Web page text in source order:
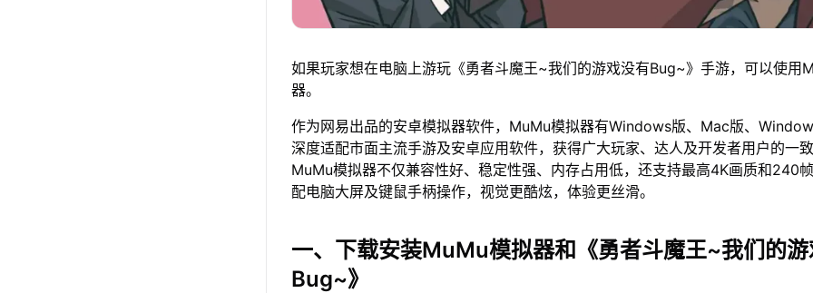
如果玩家想在电脑上游玩《勇者斗魔王~我们的游戏没有Bug~》手游，可以使用
器。
作为网易出品的安卓模拟器软件，MuMu模拟器有Windows版、Mac版、
深度适配市面主流手游及安卓应用软件，获得广大玩家、达人及开发者用户的一
MuMu模拟器不仅兼容性好、稳定性强、内存占用低，还支持最高4K画质和240
配电脑大屏及键鼠手柄操作，视觉更酷炫，体验更丝滑。
一、下载安装MuMu模拟器和《勇者斗魔王~我们的
Bug~》